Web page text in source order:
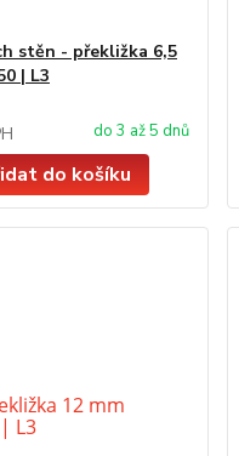
stěn - překližka 6,5
| L3
do 3 až 5 dnů
do košíku